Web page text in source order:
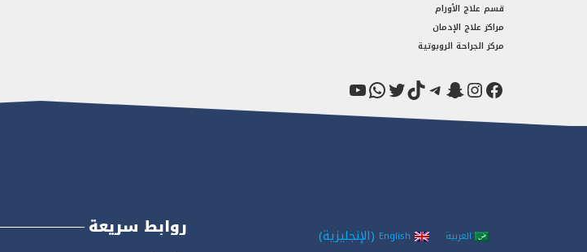
قسم علاج الأورام
مراكز علاج الإدمان
مركز الجراحة الروبوتية
فيسبوك
إنستجرام
سناب شاتتيليجرام
تيك توكتويترواتساب
يوتيوب
روابط سريعة العربية English
(الإنجليزية)